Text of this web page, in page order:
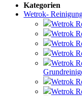
Kategorien
Wetrok-
Wetrok
Wetrok
Wetrok
Wetrok
Wetrok
Wetrok
Wetrok